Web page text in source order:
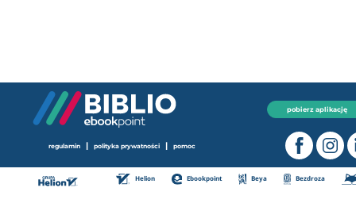
pobierz aplikację
regulamin | polityka prywatności | pomoc
Helion Ebookpoint Beya Bezdroza